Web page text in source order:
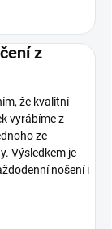
z
že kvalitní
vyrábíme z
ze
Výsledkem je
nošení i